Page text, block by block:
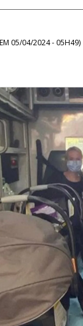
05/04/2024 - 05H49)